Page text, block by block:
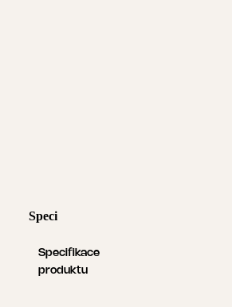
Specifikace produktu
Specifikace
produktu